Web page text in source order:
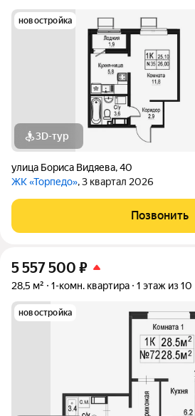
новостройка
3D-тур
улица Бориса Видяева,40
ЖК «Торпедо», 3 квартал 2026
Позвонить
5 557 500 ₽
28,5 м² 1-комн. квартира 1 этаж из 10
новостройка